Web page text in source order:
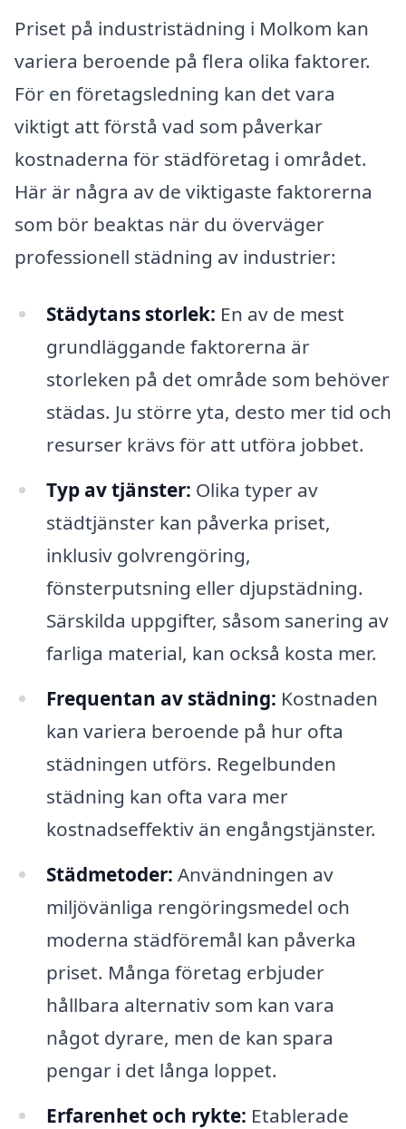
Priset på industristädning i Molkom kan
variera beroende på flera olika faktorer.
För en företagsledning kan det vara
viktigt att förstå vad som påverkar
kostnaderna för städföretag i området.
Här är några av de viktigaste faktorerna
som bör beaktas när du överväger
professionell städning av industrier:
Städytans storlek: En av de mest
grundläggande faktorerna är
storleken på det område som behöver
städas. Ju större yta, desto mer tid och
resurser krävs för att utföra jobbet.
Typ av tjänster: Olika typer av
städtjänster kan påverka priset,
inklusiv golvrengöring,
fönsterputsning eller djupstädning.
Särskilda uppgifter, såsom sanering av
farliga material, kan också kosta mer.
Frequentan av städning: Kostnaden
kan variera beroende på hur ofta
städningen utförs. Regelbunden
städning kan ofta vara mer
kostnadseffektiv än engångstjänster.
Städmetoder: Användningen av
miljövänliga rengöringsmedel och
moderna städföremål kan påverka
priset. Många företag erbjuder
hållbara alternativ som kan vara
något dyrare, men de kan spara
pengar i det långa loppet.
Erfarenhet och rykte: Etablerade